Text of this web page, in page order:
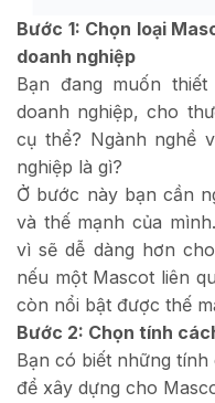
Bước 1: Chọn loại
doanh nghiệp
Bạn đang muốn
doanh nghiệp, cho
cụ thể? Ngành nghề
nghiệp là gì?
Ở bước này bạn cần
và thế mạnh của
vì sẽ dễ dàng hơn
nếu một Mascot liên
còn nổi bật được thế
Bước 2: Chọn tính
Bạn có biết những
để xây dựng cho